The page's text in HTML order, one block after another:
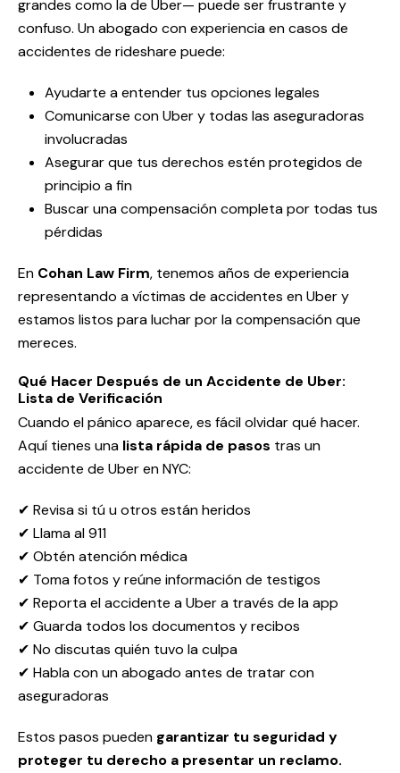
grandes como la de Uber— puede ser frustrante y
confuso. Un abogado con experiencia en casos de
accidentes de rideshare puede:
Ayudarte a entender tus opciones legales
Comunicarse con Uber y todas las aseguradoras
involucradas
Asegurar que tus derechos estén protegidos de
principio a fin
Buscar una compensación completa por todas tus
pérdidas
En Cohan Law Firm, tenemos años de experiencia
representando a víctimas de accidentes en Uber y
estamos listos para luchar por la compensación que
mereces.
Qué Hacer Después de un Accidente de Uber:
Lista de Verificación
Cuando el pánico aparece, es fácil olvidar qué hacer.
Aquí tienes una lista rápida de pasos tras un
accidente de Uber en NYC:
✔ Revisa si tú u otros están heridos
✔ Llama al 911
✔ Obtén atención médica
✔ Toma fotos y reúne información de testigos
✔ Reporta el accidente a Uber a través de la app
✔ Guarda todos los documentos y recibos
✔ No discutas quién tuvo la culpa
✔ Habla con un abogado antes de tratar con
aseguradoras
Estos pasos pueden garantizar tu seguridad y
proteger tu derecho a presentar un reclamo.